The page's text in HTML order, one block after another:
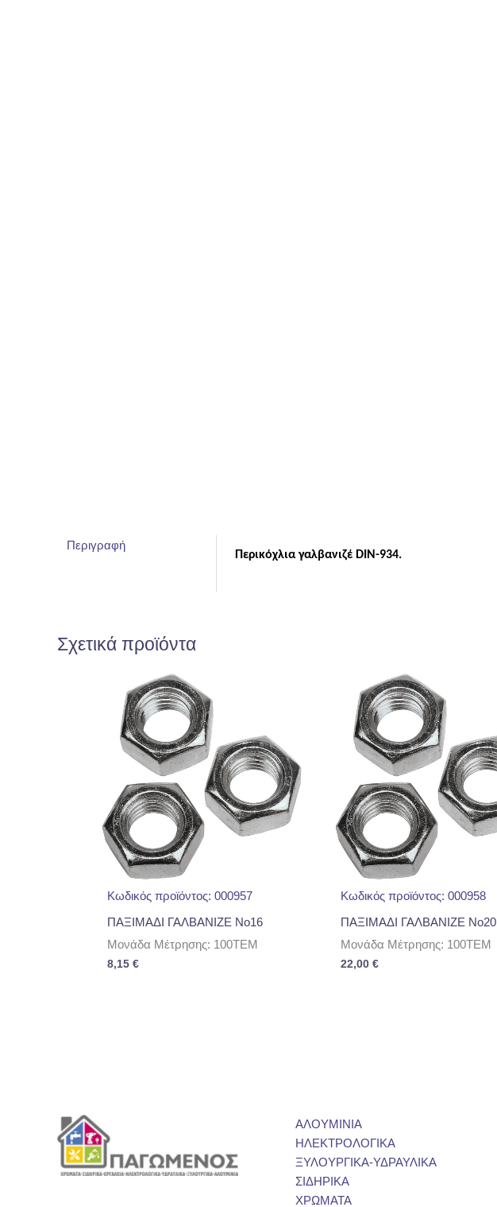
Περιγραφή
Περικόχλια γαλβανιζέ DIN-934.
Σχετικά προϊόντα
Κωδικός προϊόντος: 000957
ΠΑΞΙΜΑΔΙ ΓΑΛΒΑΝΙΖΕ No16
Μονάδα Μέτρησης: 100TEM
8,15 €
Κωδικός προϊόντος: 000958
ΠΑΞΙΜΑΔΙ ΓΑΛΒΑΝΙΖΕ No20
Μονάδα Μέτρησης: 100TEM
22,00 €
ΑΛΟΥΜΙΝΙΑ
ΗΛΕΚΤΡΟΛΟΓΙΚΑ
ΞΥΛΟΥΡΓΙΚΑ-ΥΔΡΑΥΛΙΚΑ
ΣΙΔΗΡΙΚΑ
ΧΡΩΜΑΤΑ